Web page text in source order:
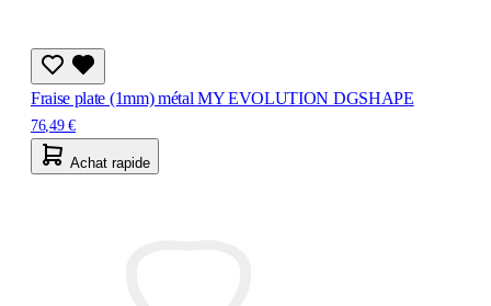
Fraise plate (1mm) métal MY EVOLUTION DGSHAPE
76,49 €
Achat rapide